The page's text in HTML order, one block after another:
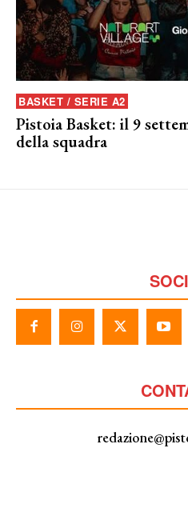
BASKET / SERIE A2
Pistoia Basket: il 9
della squadra